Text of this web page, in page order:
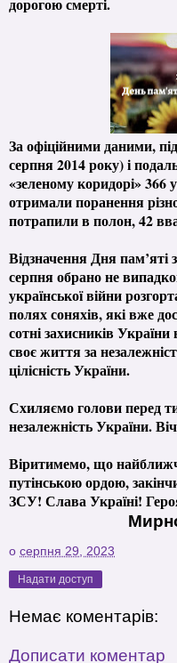
За офіційними даними,
серпня 2014 року) і
«зеленому коридорі» 366
отримали поранення
потрапили в полон, 42
Відзначення Дня пам’яті
серпня обрано не
української війни
полях соняхів, які вже
сотні захисників
своє життя за
цілісність України.
Схиляємо голови перед
незалежність України.
Віритимемо, що
путінською ордою,
ЗСУ! Слава Україні!
о серпня 29, 2023
Надати доступ
Немає коментарів:
Дописати коментар